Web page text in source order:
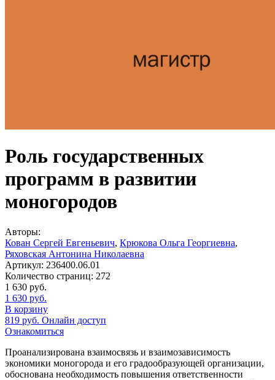
Роль государственных
программ в развитии
моногородов
Авторы:
Кован Сергей Евгеньевич, Крюкова Ольга Георгиевна,
Ряховская Антонина Николаевна
Артикул: 236400.06.01
Количество страниц: 272
1 630 руб.
1 630 руб.
В корзину
819 руб. Онлайн доступ
Ознакомиться
Проанализирована взаимосвязь и взаимозависимость
экономики моногорода и его градообразующей организации,
обоснована необходимость повышения ответственности